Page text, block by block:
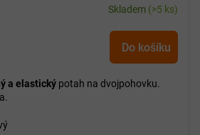
Skladem (>5 ks)
Do košíku
a elastický potah na dvojpohovku.